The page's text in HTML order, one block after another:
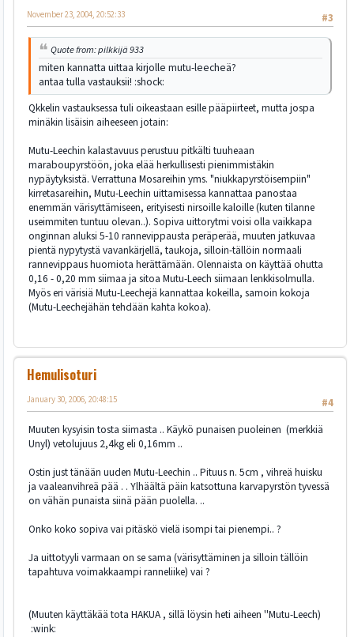
#3
November 23, 2004, 20:52:33
Quote from: pilkkijä 933
miten kannatta uittaa kirjolle mutu-leecheä?
antaa tulla vastauksii! :shock:
Qkkelin vastauksessa tuli oikeastaan esille pääpiirteet, mutta jospa
minäkin lisäisin aiheeseen jotain:
Mutu-Leechin kalastavuus perustuu pitkälti tuuheaan
maraboupyrstöön, joka elää herkullisesti pienimmistäkin
nypäytyksistä. Verrattuna Mosareihin yms. "niukkapyrstöisempiin"
kirretasareihin, Mutu-Leechin uittamisessa kannattaa panostaa
enemmän värisyttämiseen, erityisesti nirsoille kaloille (kuten tilanne
useimmiten tuntuu olevan..). Sopiva uittorytmi voisi olla vaikkapa
onginnan aluksi 5-10 rannevippausta peräperää, muuten jatkuvaa
pientä nypytystä vavankärjellä, taukoja, silloin-tällöin normaali
rannevippaus huomiota herättämään. Olennaista on käyttää ohutta
0,16 - 0,20 mm siimaa ja sitoa Mutu-Leech siimaan lenkkisolmulla.
Myös eri värisiä Mutu-Leechejä kannattaa kokeilla, samoin kokoja
(Mutu-Leechejähän tehdään kahta kokoa).
Hemulisoturi
#4
January 30, 2006, 20:48:15
Muuten kysyisin tosta siimasta .. Käykö punaisen puoleinen (merkkiä
Unyl) vetolujuus 2,4kg eli 0,16mm ..
Ostin just tänään uuden Mutu-Leechin .. Pituus n. 5cm , vihreä huisku
ja vaaleanvihreä pää . . Ylhäältä päin katsottuna karvapyrstön tyvessä
on vähän punaista siinä pään puolella. ..
Onko koko sopiva vai pitäskö vielä isompi tai pienempi.. ?
Ja uittotyyli varmaan on se sama (värisyttäminen ja silloin tällöin
tapahtuva voimakkaampi ranneliike) vai ?
(Muuten käyttäkää tota HAKUA , sillä löysin heti aiheen ''Mutu-Leech)
:wink: